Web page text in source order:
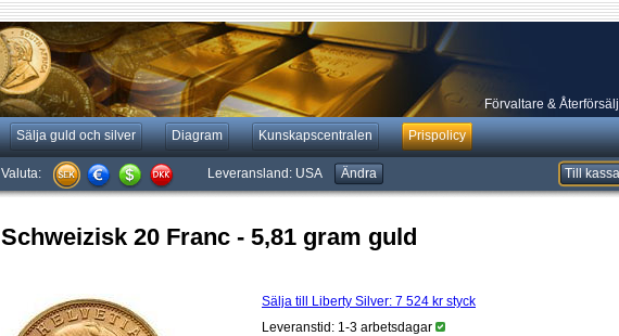
Förvaltare &
Sälja guld och silver Diagram Kunskapscentralen Prispolicy
Valuta: Leveransland: USA Ändra Till
Schweizisk 20 Franc - 5,81 gram guld
Sälja till Liberty Silver: 7 524 kr styck
Leveranstid: 1-3 arbetsdagar